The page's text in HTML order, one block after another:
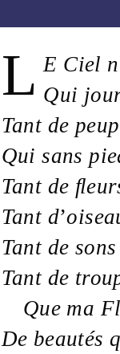
L E Ciel n
Qui
Tant de
Qui sans
Tant de
Tant d’
Tant de sons
Tant de
Que ma
De beautés